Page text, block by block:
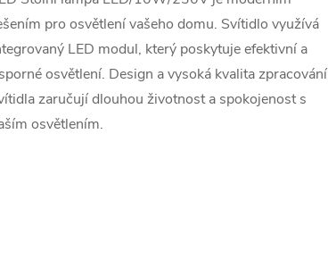
pro osvětlení vašeho domu. Svítidlo využívá
LED modul, který poskytuje efektivní a
osvětlení. Design a vysoká kvalita zpracování
zaručují dlouhou životnost a spokojenost s
osvětlením.